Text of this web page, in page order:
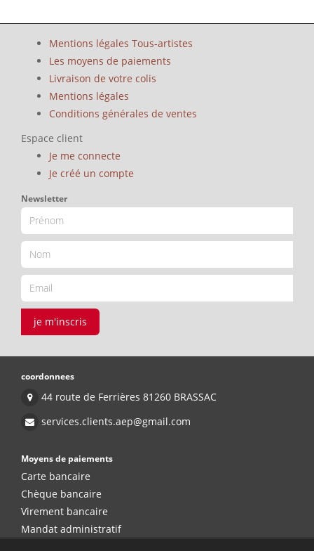
Mentions légales Tous-artistes
Les moyens de paiements
Livraison de votre colis
Mentions légales
Conditions générales de ventes
Espace client
Je me connecte
Je créé un compte
Newsletter
je m'inscris
coordonnees
44 route de Ferrières 81260 BRASSAC
services.clients.aep@gmail.com
Moyens de paiements
Carte bancaire
Chèque bancaire
Virement bancaire
Mandat administratif